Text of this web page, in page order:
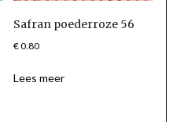
Safran poederroze 56
€0.80
Lees meer